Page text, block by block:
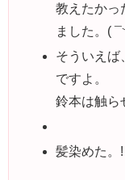
教えたかっ
ました。(
そういえば
ですよ。
鈴本は触ら
髪染めた。!